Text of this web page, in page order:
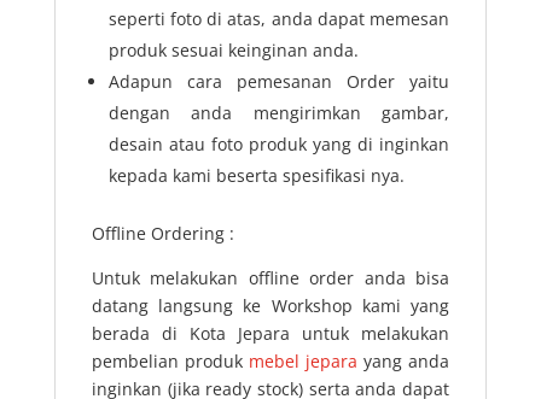
seperti foto di atas, anda dapat memesan
produk sesuai keinginan anda.
Adapun cara pemesanan Order yaitu
dengan anda mengirimkan gambar,
desain atau foto produk yang di inginkan
kepada kami beserta spesifikasi nya.
Offline Ordering :
Untuk melakukan offline order anda bisa
datang langsung ke Workshop kami yang
berada di Kota Jepara untuk melakukan
pembelian produk mebel jepara yang anda
inginkan (jika ready stock) serta anda dapat